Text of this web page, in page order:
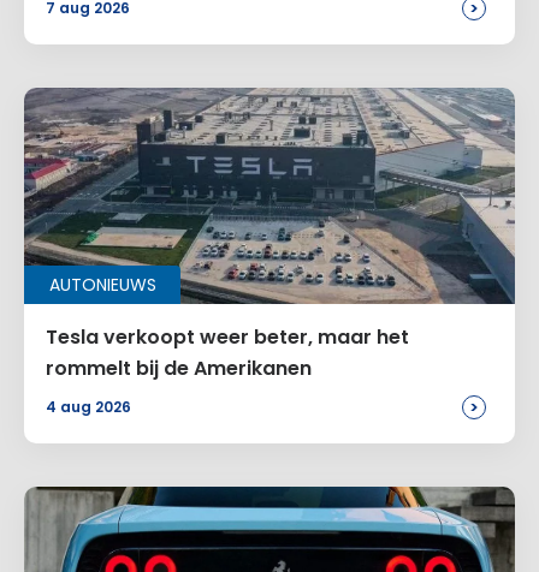
7 aug 2026 >
AUTONIEUWS
Tesla verkoopt weer beter, maar het
rommelt bij de Amerikanen
4 aug 2026 >